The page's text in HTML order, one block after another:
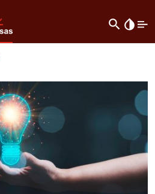
search invert_colors